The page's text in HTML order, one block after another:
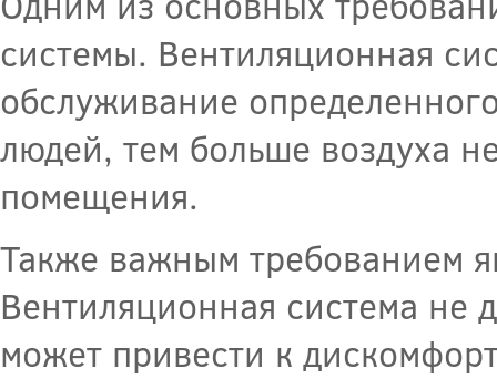
системы. Вентиляционная
обслуживание
людей, тем больше воздуха
помещения.
Также важным требованием
Вентиляционная система не
может привести к